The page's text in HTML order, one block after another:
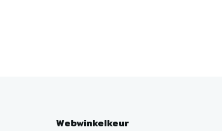
Webwinkelkeur